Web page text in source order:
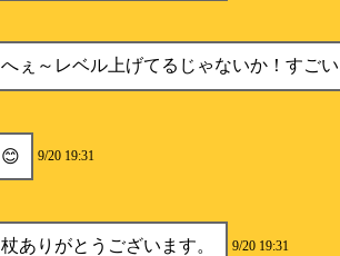
へぇ～レベル上げてるじゃないか！すご
😊 9/20 19:31
杖ありがとうございます。 9/20 19:31